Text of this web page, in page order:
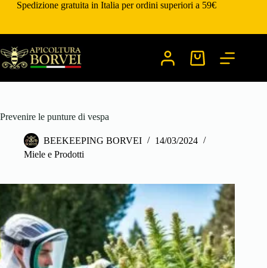
SaltaSpedizione gratuita in Italia per ordini superiori a 59€
Carrello
Prevenire le punture di vespa
BEEKEEPING BORVEI
14/03/2024
Miele e Prodotti